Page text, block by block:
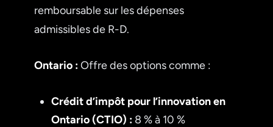
remboursable sur les dépenses
admissibles de R-D.
Ontario :Offre des options comme :
Crédit d’impôt pour l’innovation en
Ontario (CTIO) : 8 % à 10 %